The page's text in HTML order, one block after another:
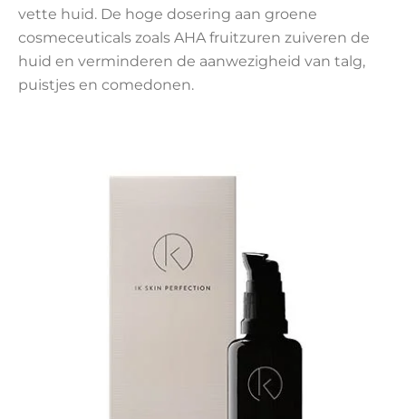
vette huid. De hoge dosering aan groene
cosmeceuticals zoals AHA fruitzuren zuiveren de
huid en verminderen de aanwezigheid van talg,
puistjes en comedonen.